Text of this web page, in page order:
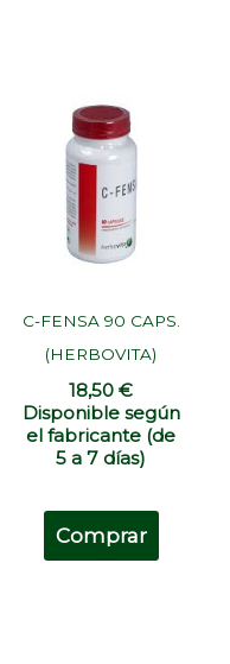
C-FENSA 90 CAPS.
(HERBOVITA)
18,50€
Disponible según
el fabricante (de
5 a 7 días)
Comprar